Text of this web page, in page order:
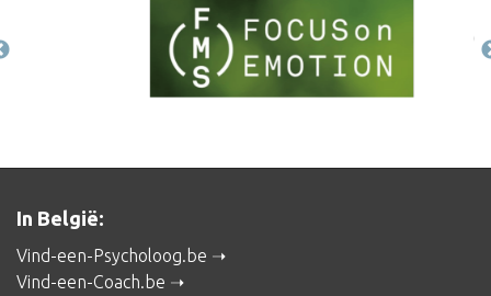
In België:
Vind-een-Psycholoog.be
Vind-een-Coach.be